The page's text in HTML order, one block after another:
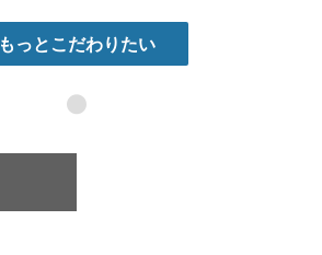
もっとこだわりたい
●